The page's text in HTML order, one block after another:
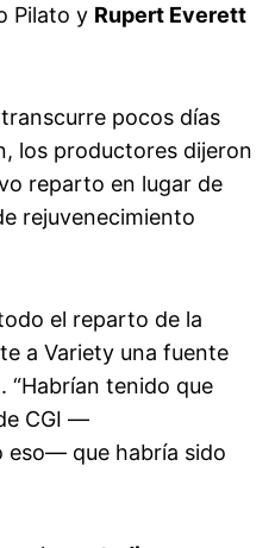
Pilato y Rupert Everett
pocos días
los productores dijeron
reparto en lugar de
rejuvenecimiento
el reparto de la
a Variety una fuente
“Habrían tenido que
CGI —
eso— que habría sido